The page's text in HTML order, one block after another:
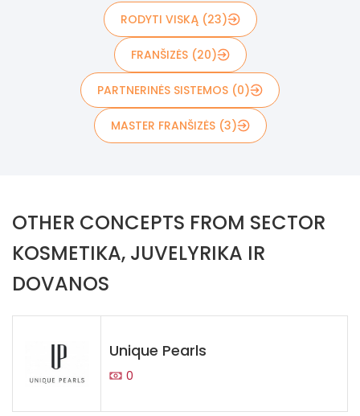
RODYTI VISKĄ (23)
FRANŠIZĖS (20)
PARTNERINĖS SISTEMOS (0)
MASTER FRANŠIZĖS (3)
OTHER CONCEPTS FROM SECTOR
KOSMETIKA, JUVELYRIKA IR
DOVANOS
Unique Pearls
0